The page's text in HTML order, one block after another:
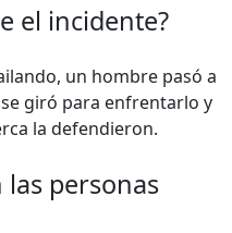
el incidente?
un hombre pasó a
giró para enfrentarlo y
la defendieron.
personas